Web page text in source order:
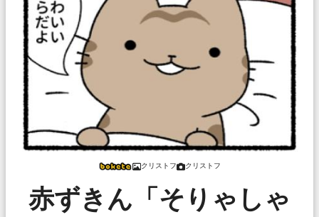
クリストフ クリストフ
赤ずきん「そりゃしゃ